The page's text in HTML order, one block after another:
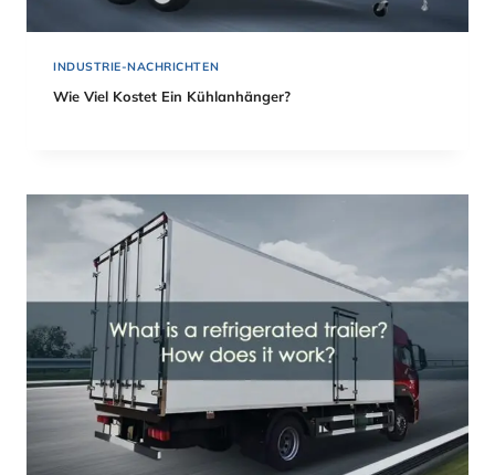
INDUSTRIE-NACHRICHTEN
Wie Viel Kostet Ein Kühlanhänger?